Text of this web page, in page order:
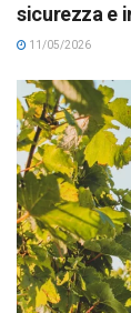
sicurezza e
11/05/2026